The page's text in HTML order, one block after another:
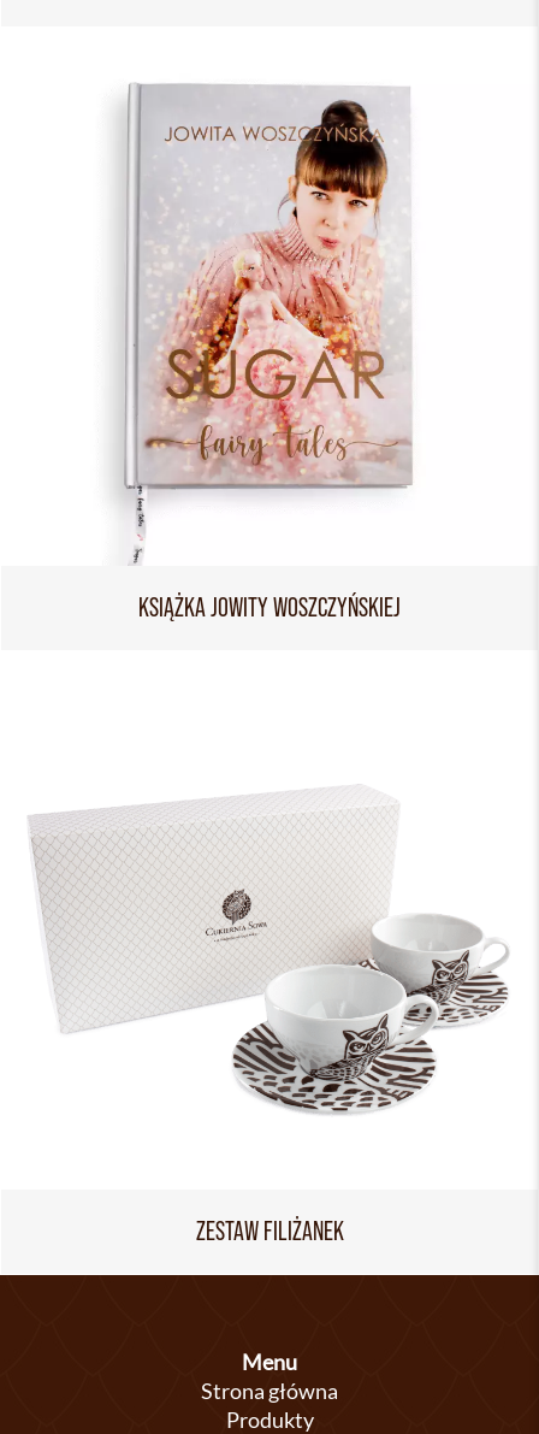
KSIĄŻKA JOWITY WOSZCZYŃSKIEJ
ZESTAW FILIŻANEK
Menu
Strona główna
Produkty